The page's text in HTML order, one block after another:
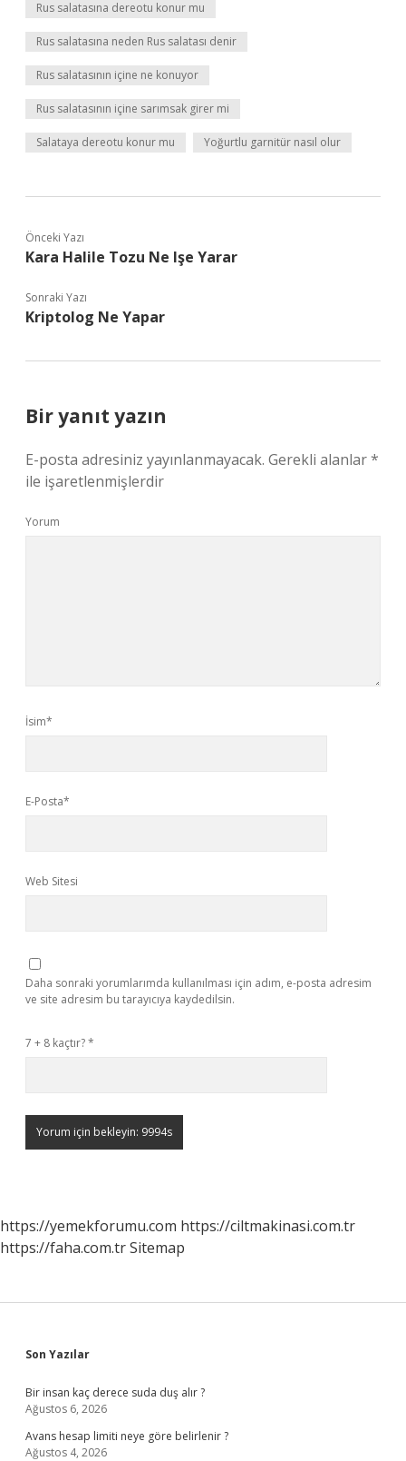
Rus salatasına dereotu konur mu
Rus salatasına neden Rus salatası denir
Rus salatasının içine ne konuyor
Rus salatasının içine sarımsak girer mi
Salataya dereotu konur mu Yoğurtlu garnitür nasıl olur
Önceki Yazı
Kara Halile Tozu Ne Işe Yarar
Sonraki Yazı
Kriptolog Ne Yapar
Bir yanıt yazın
E-posta adresiniz yayınlanmayacak. Gerekli alanlar*
ile işaretlenmişlerdir
Yorum
İsim*
E-Posta*
Web Sitesi
Daha sonraki yorumlarımda kullanılması için adım, e-posta adresim
ve site adresim bu tarayıcıya kaydedilsin.
7 + 8 kaçtır?*
https://yemekforumu.com https://ciltmakinasi.com.tr
https://faha.com.trSitemap
Sidebar
Son Yazılar
Bir insan kaç derece suda duş alır ?
Ağustos 6, 2026
Avans hesap limiti neye göre belirlenir ?
Ağustos 4, 2026